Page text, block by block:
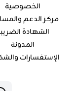
الخصوصية
مركز الدعم
الشهادة
المدونة
الإستفسارات